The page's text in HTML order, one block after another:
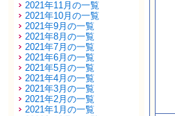
2021年11月の一覧
2021年10月の一覧
2021年9月の一覧
2021年8月の一覧
2021年7月の一覧
2021年6月の一覧
2021年5月の一覧
2021年4月の一覧
2021年3月の一覧
2021年2月の一覧
2021年1月の一覧